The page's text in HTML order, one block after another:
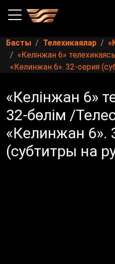
Басты Телехикаялар
«Келінжан 6»
«Келинжан 6». 32-серия
«Келінжан 6»
32-бөлім /
«Келинжан 6».
(субтитры на